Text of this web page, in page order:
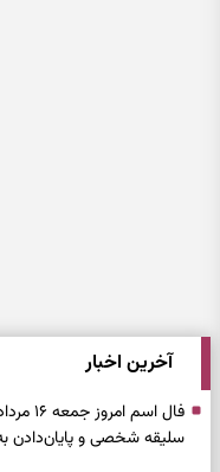
آخرین اخبار
سلیقه شخصی و پایان‌دادن